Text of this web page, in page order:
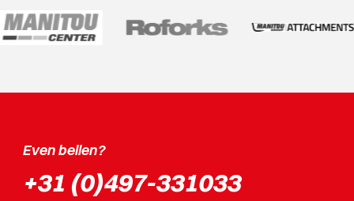
Even bellen?
+31 (0)497-331033